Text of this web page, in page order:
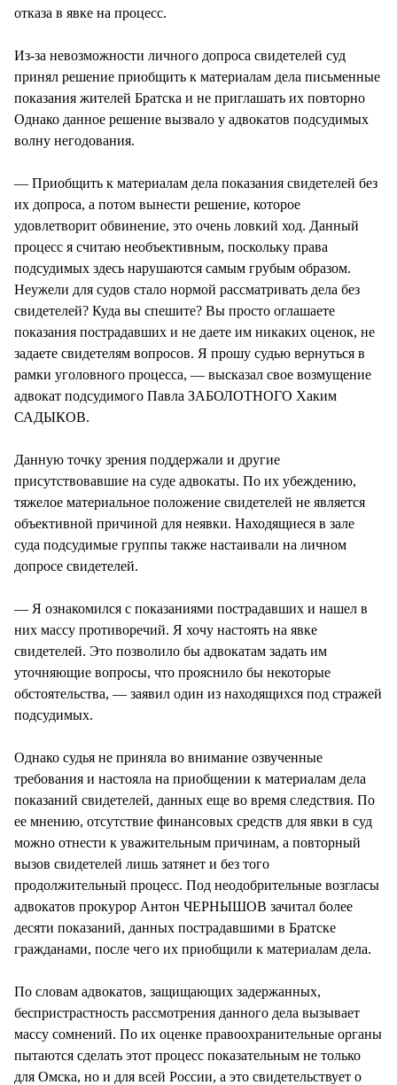
отказа в явке на процесс.
Из-за невозможности личного допроса свидетелей суд
принял решение приобщить к материалам дела письменные
показания жителей Братска и не приглашать их повторно
Однако данное решение вызвало у адвокатов подсудимых
волну негодования.
— Приобщить к материалам дела показания свидетелей без
их допроса, а потом вынести решение, которое
удовлетворит обвинение, это очень ловкий ход. Данный
процесс я считаю необъективным, поскольку права
подсудимых здесь нарушаются самым грубым образом.
Неужели для судов стало нормой рассматривать дела без
свидетелей? Куда вы спешите? Вы просто оглашаете
показания пострадавших и не даете им никаких оценок, не
задаете свидетелям вопросов. Я прошу судью вернуться в
рамки уголовного процесса, — высказал свое возмущение
адвокат подсудимого Павла ЗАБОЛОТНОГО Хаким
САДЫКОВ.
Данную точку зрения поддержали и другие
присутствовавшие на суде адвокаты. По их убеждению,
тяжелое материальное положение свидетелей не является
объективной причиной для неявки. Находящиеся в зале
суда подсудимые группы также настаивали на личном
допросе свидетелей.
— Я ознакомился с показаниями пострадавших и нашел в
них массу противоречий. Я хочу настоять на явке
свидетелей. Это позволило бы адвокатам задать им
уточняющие вопросы, что прояснило бы некоторые
обстоятельства, — заявил один из находящихся под стражей
подсудимых.
Однако судья не приняла во внимание озвученные
требования и настояла на приобщении к материалам дела
показаний свидетелей, данных еще во время следствия. По
ее мнению, отсутствие финансовых средств для явки в суд
можно отнести к уважительным причинам, а повторный
вызов свидетелей лишь затянет и без того
продолжительный процесс. Под неодобрительные возгласы
адвокатов прокурор Антон ЧЕРНЫШОВ зачитал более
десяти показаний, данных пострадавшими в Братске
гражданами, после чего их приобщили к материалам дела.
По словам адвокатов, защищающих задержанных,
беспристрастность рассмотрения данного дела вызывает
массу сомнений. По их оценке правоохранительные органы
пытаются сделать этот процесс показательным не только
для Омска, но и для всей России, а это свидетельствует о